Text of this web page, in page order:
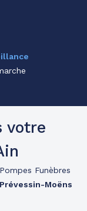
votre
Pompes Funèbres
Prévessin-Moëns